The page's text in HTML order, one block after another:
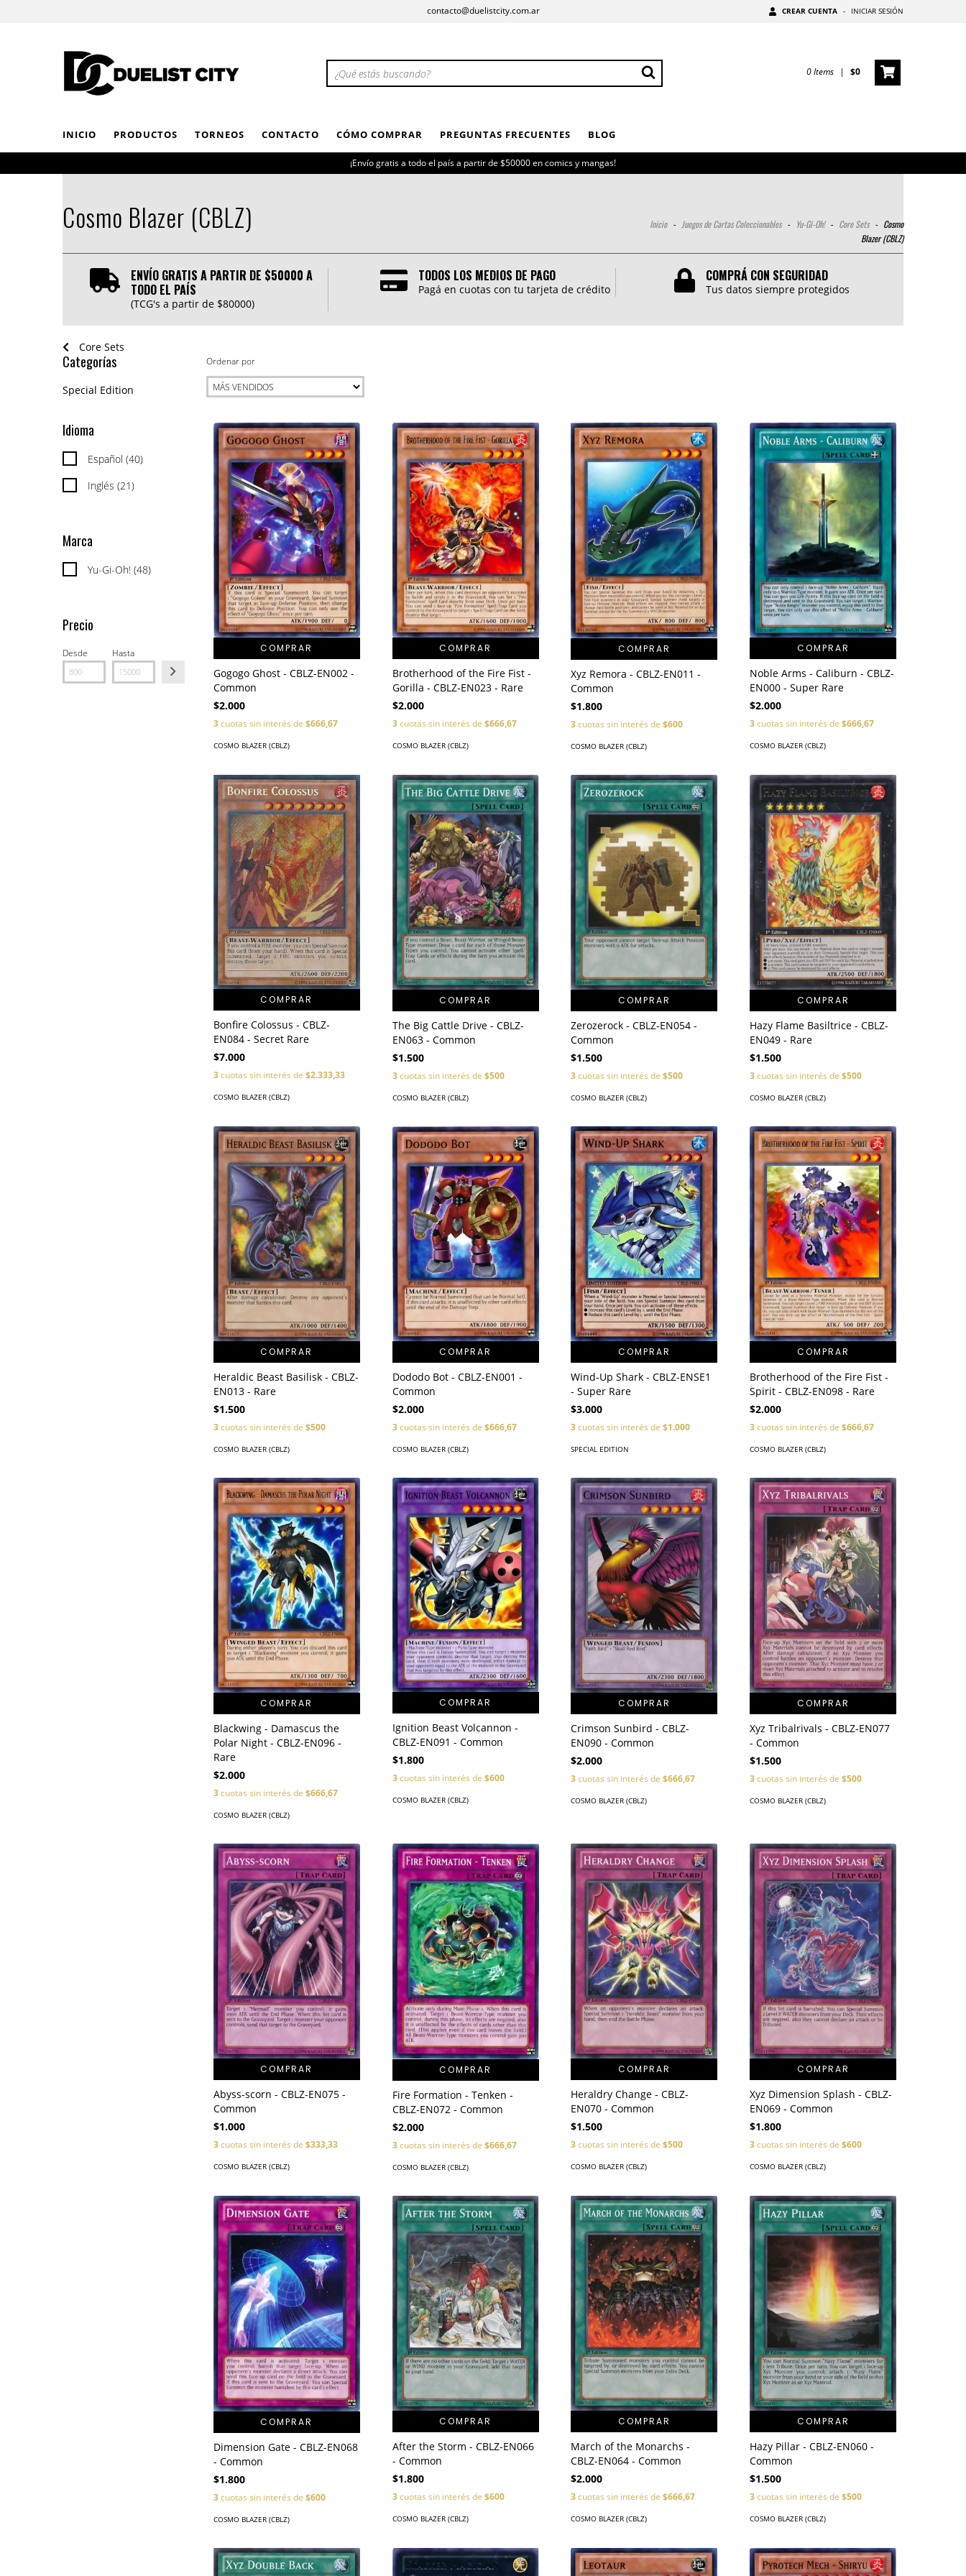
contacto@duelistcity.com.ar CREAR CUENTA - INICIAR SESIÓN
0Items | $0
INICIO PRODUCTOS TORNEOS CONTACTO CÓMO COMPRAR PREGUNTAS FRECUENTES BLOG
¡Envío gratis a todo el país a partir de $50000 en comics y mangas!
Cosmo Blazer (CBLZ) Inicio - Juegos de Cartas Coleccionables - Yu-Gi-Oh! - Core Sets - Cosmo
Blazer (CBLZ)
ENVÍO GRATIS A PARTIR DE $50000 A
TODO EL PAÍS
(TCG's a partir de $80000)
TODOS LOS MEDIOS DE PAGO
Pagá en cuotas con tu tarjeta de crédito
COMPRÁ CON SEGURIDAD
Tus datos siempre protegidos
Core Sets
Categorías
Special Edition
Idioma
Español (40)
Inglés (21)
Marca
Yu-Gi-Oh! (48)
Precio
Desde Hasta
Ordenar por
COMPRAR
Gogogo Ghost - CBLZ-EN002 -
Common
$2.000
3cuotas sin interés de $666,67
COSMO BLAZER (CBLZ)
COMPRAR
Brotherhood of the Fire Fist -
Gorilla - CBLZ-EN023 - Rare
$2.000
3cuotas sin interés de $666,67
COSMO BLAZER (CBLZ)
COMPRAR
Xyz Remora - CBLZ-EN011 -
Common
$1.800
3cuotas sin interés de$600
COSMO BLAZER (CBLZ)
COMPRAR
Noble Arms - Caliburn - CBLZ-
EN000 - Super Rare
$2.000
3cuotas sin interés de$666,67
COSMO BLAZER (CBLZ)
COMPRAR
Bonfire Colossus - CBLZ-
EN084 - Secret Rare
$7.000
3cuotas sin interés de $2.333,33
COSMO BLAZER (CBLZ)
COMPRAR
The Big Cattle Drive - CBLZ-
EN063 - Common
$1.500
3cuotas sin interés de $500
COSMO BLAZER (CBLZ)
COMPRAR
Zerozerock - CBLZ-EN054 -
Common
$1.500
3cuotas sin interés de$500
COSMO BLAZER (CBLZ)
COMPRAR
Hazy Flame Basiltrice - CBLZ-
EN049 - Rare
$1.500
3cuotas sin interés de$500
COSMO BLAZER (CBLZ)
COMPRAR
Heraldic Beast Basilisk - CBLZ-
EN013 - Rare
$1.500
3cuotas sin interés de $500
COSMO BLAZER (CBLZ)
COMPRAR
Dododo Bot - CBLZ-EN001 -
Common
$2.000
3cuotas sin interés de $666,67
COSMO BLAZER (CBLZ)
COMPRAR
Wind-Up Shark - CBLZ-ENSE1
- Super Rare
$3.000
3cuotas sin interés de$1.000
SPECIAL EDITION
COMPRAR
Brotherhood of the Fire Fist -
Spirit - CBLZ-EN098 - Rare
$2.000
3cuotas sin interés de$666,67
COSMO BLAZER (CBLZ)
COMPRAR
Blackwing - Damascus the
Polar Night - CBLZ-EN096 -
Rare
$2.000
3cuotas sin interés de $666,67
COSMO BLAZER (CBLZ)
COMPRAR
Ignition Beast Volcannon -
CBLZ-EN091 - Common
$1.800
3cuotas sin interés de $600
COSMO BLAZER (CBLZ)
COMPRAR
Crimson Sunbird - CBLZ-
EN090 - Common
$2.000
3cuotas sin interés de$666,67
COSMO BLAZER (CBLZ)
COMPRAR
Xyz Tribalrivals - CBLZ-EN077
- Common
$1.500
3cuotas sin interés de$500
COSMO BLAZER (CBLZ)
COMPRAR
Abyss-scorn - CBLZ-EN075 -
Common
$1.000
3cuotas sin interés de $333,33
COSMO BLAZER (CBLZ)
COMPRAR
Fire Formation - Tenken -
CBLZ-EN072 - Common
$2.000
3cuotas sin interés de $666,67
COSMO BLAZER (CBLZ)
COMPRAR
Heraldry Change - CBLZ-
EN070 - Common
$1.500
3cuotas sin interés de$500
COSMO BLAZER (CBLZ)
COMPRAR
Xyz Dimension Splash - CBLZ-
EN069 - Common
$1.800
3cuotas sin interés de$600
COSMO BLAZER (CBLZ)
COMPRAR
Dimension Gate - CBLZ-EN068
- Common
$1.800
3cuotas sin interés de $600
COSMO BLAZER (CBLZ)
COMPRAR
After the Storm - CBLZ-EN066
- Common
$1.800
3cuotas sin interés de $600
COSMO BLAZER (CBLZ)
COMPRAR
March of the Monarchs -
CBLZ-EN064 - Common
$2.000
3cuotas sin interés de$666,67
COSMO BLAZER (CBLZ)
COMPRAR
Hazy Pillar - CBLZ-EN060 -
Common
$1.500
3cuotas sin interés de$500
COSMO BLAZER (CBLZ)